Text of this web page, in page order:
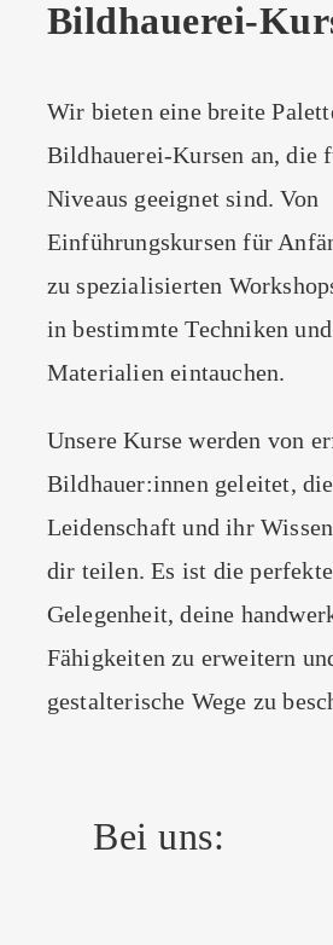
Bildhauerei-
Wir bieten eine breite
Bildhauerei-Kursen an, die
Niveaus geeignet sind. Von
Einführungskursen für
zu spezialisierten
in bestimmte Techniken und
Materialien eintauchen.
Unsere Kurse werden von
Bildhauer:innen geleitet,
Leidenschaft und ihr
dir teilen. Es ist die perfekte
Gelegenheit, deine
Fähigkeiten zu erweitern
gestalterische Wege zu
Bei uns: